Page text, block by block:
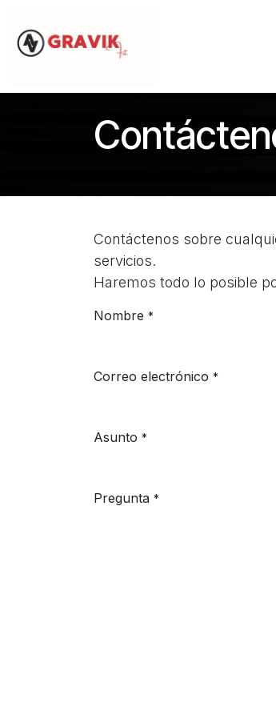
Contáctenos sobre
servicios.
Haremos todo lo posible
Nombre *
Correo electrónico *
Asunto *
Pregunta *